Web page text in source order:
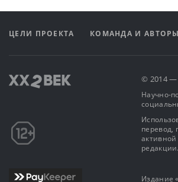
ЦЕЛИ ПРОЕКТА КОМАНДА И АВТОРЫ
© 2014
Научно-
перевод,
редакции.
Издание